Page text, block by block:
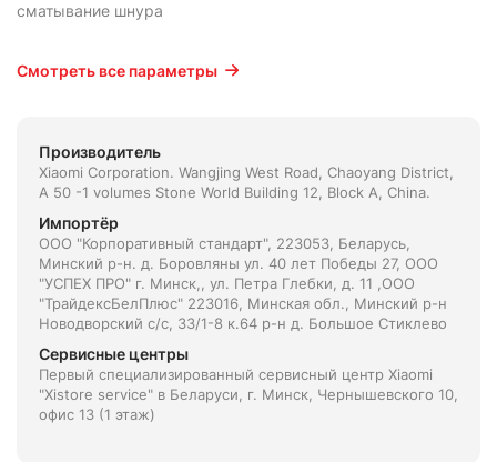
сматывание шнура
Смотреть все параметры
Производитель
Xiaomi Corporation. Wangjing West Road, Chaoyang District,
A 50 -1 volumes Stone World Building 12, Block A, China.
Импортёр
ООО "Корпоративный стандарт", 223053, Беларусь,
Минский р-н. д. Боровляны ул. 40 лет Победы 27, ООО
"УСПЕХ ПРО" г. Минск,, ул. Петра Глебки, д. 11 ,ООО
"ТрайдексБелПлюс" 223016, Минская обл., Минский р-н
Новодворский с/с, 33/1-8 к.64 р-н д. Большое Стиклево
Сервисные центры
Первый специализированный сервисный центр Xiaomi
"Xistore service" в Беларуси, г. Минск, Чернышевского 10,
офис 13 (1 этаж)